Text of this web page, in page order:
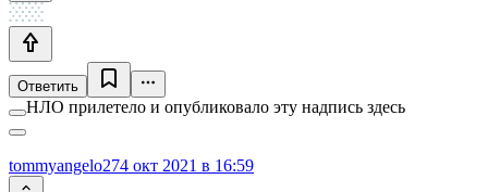
Ответить
НЛО прилетело и опубликовало эту надпись здесь
tommyangelo274 окт 2021 в 16:59